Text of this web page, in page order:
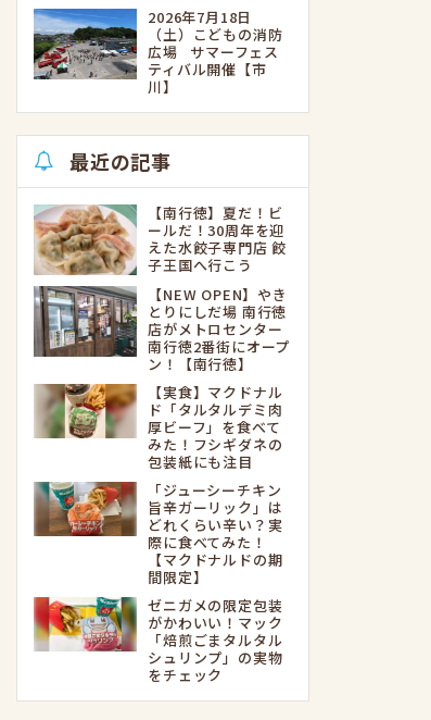
2026年7月18日
（土）こどもの消防
広場 サマーフェス
ティバル開催【市
川】
最近の記事
【南行徳】夏だ！ビ
ールだ！30周年を迎
えた水餃子専門店 餃
子王国へ行こう
【NEW OPEN】やき
とりにしだ場 南行徳
店がメトロセンター
南行徳2番街にオープ
ン！【南行徳】
【実食】マクドナル
ド「タルタルデミ肉
厚ビーフ」を食べて
みた！フシギダネの
包装紙にも注目
「ジューシーチキン
旨辛ガーリック」は
どれくらい辛い？実
際に食べてみた！
【マクドナルドの期
間限定】
ゼニガメの限定包装
がかわいい！マック
「焙煎ごまタルタル
シュリンプ」の実物
をチェック